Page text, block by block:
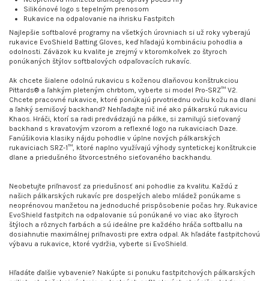
Silikónové logo s tepelným prenosom
Rukavice na odpalovanie na ihrisku Fastpitch
Najlepšie softbalové programy na všetkých úrovniach si už roky vyberajú
rukavice EvoShield Batting Gloves, keď hľadajú kombináciu pohodlia a
odolnosti. Záväzok ku kvalite je zrejmý v ktoromkoľvek zo štyroch
ponúkaných štýlov softbalových odpaľovacích rukavíc.
Ak chcete šialene odolnú rukavicu s koženou dlaňovou konštrukciou
Pittards® a ľahkým pleteným chrbtom, vyberte si model Pro-SRZ™ V2.
Chcete pracovné rukavice, ktoré ponúkajú prvotriednu ovčiu kožu na dlani
a ľahký semišový backhand? Nehľadajte nič iné ako pálkarskú rukavicu
Khaos. Hráči, ktorí sa radi predvádzajú na pálke, si zamilujú sieťovaný
backhand s kravatovým vzorom a reflexné logo na rukaviciach Daze.
Fanúšikovia klasiky nájdu pohodlie v úplne nových pálkarských
rukaviciach SRZ-1™, ktoré naplno využívajú výhody syntetickej konštrukcie
dlane a priedušného štvorcestného sieťovaného backhandu.
Neobetujte priľnavosť za priedušnosť ani pohodlie za kvalitu. Každú z
našich pálkarských rukavíc pre dospelých alebo mládež ponúkame s
neoprénovou manžetou na jednoduché prispôsobenie počas hry. Rukavice
EvoShield fastpitch na odpalovanie sú ponúkané vo viac ako štyroch
štýloch a rôznych farbách a sú ideálne pre každého hráča softballu na
dosiahnutie maximálnej priľnavosti pre extra odpal. Ak hľadáte fastpitchovú
výbavu a rukavice, ktoré vydržia, vyberte si EvoShield.
Hľadáte ďalšie vybavenie? Nakúpte si ponuku fastpitchových pálkarských